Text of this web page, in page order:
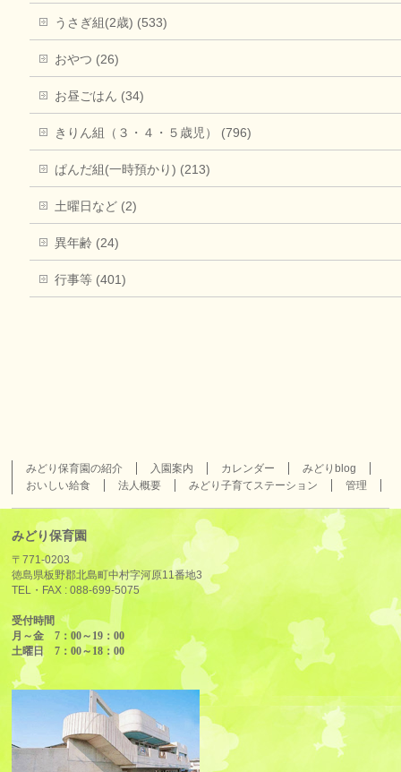
うさぎ組(2歳) (533)
おやつ (26)
お昼ごはん (34)
きりん組（３・４・５歳児） (796)
ぱんだ組(一時預かり) (213)
土曜日など (2)
異年齢 (24)
行事等 (401)
みどり保育園の紹介 入園案内 カレンダー
みどりblog
おいしい給食
法人概要 みどり子育てステーション 管理
みどり保育園
〒771-0203
徳島県板野郡北島町中村字河原11番地3
TEL・FAX :088-699-5075
受付時間
月～金 7：00～19：00
土曜日 7：00～18：00